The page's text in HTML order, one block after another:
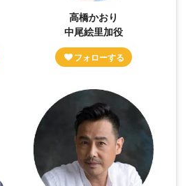
高橋かおり
中尾絵里加役